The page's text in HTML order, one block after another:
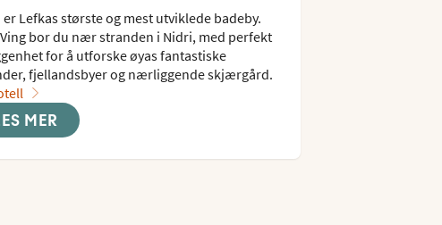
Lefkas største og mest utviklede badeby.
bor du nær stranden i Nidri, med perfekt
for å utforske øyas fantastiske
fjellandsbyer og nærliggende skjærgård.
MER